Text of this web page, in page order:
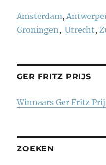
Amsterdam,
Groningen,Utrecht,
GER FRITZ PRIJS
Winnaars Ger Fritz
ZOEKEN